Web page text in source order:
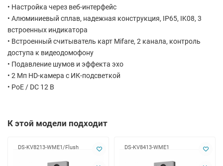
• Настройка через веб-интерфейс
• Алюминиевый сплав, надежная конструкция, IP65, IK08, 3
встроенных индикатора
• Встроенный считыватель карт Mifare, 2 канала, контроль
доступа к видеодомофону
• Подавление шумов и эффекта эхо
• 2 Мп HD-камера с ИК-подсветкой
• PoE / DC 12 В
К этой модели подходит
DS-KV8213-WME1/Flush DS-KV8413-WME1